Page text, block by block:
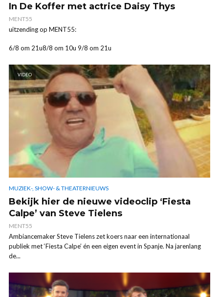
In De Koffer met actrice Daisy Thys
MENT55
uitzending op MENT55:
6/8 om 21u8/8 om 10u 9/8 om 21u
VIDEO
MUZIEK-, SHOW- & THEATERNIEUWS
Bekijk hier de nieuwe videoclip ‘Fiesta
Calpe’ van Steve Tielens
MENT55
Ambiancemaker Steve Tielens zet koers naar een internationaal
publiek met ‘Fiesta Calpe’ én een eigen event in Spanje. Na jarenlang
de...